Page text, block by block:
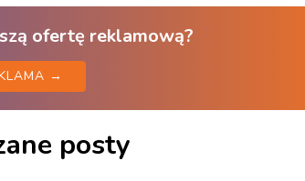
ofertę reklamową?
→
posty